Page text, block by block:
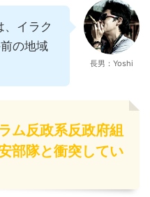
、イラク
の地域
長男：Yoshi
ム反政系反政府組
部隊と衝突してい